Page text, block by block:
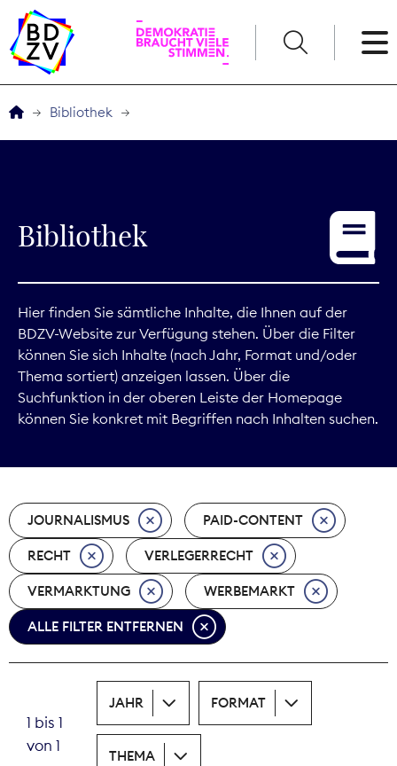
Service
Digitales
Kommunikation
Marktdaten
Nachhaltigkeit
Nachwuchs
Nova Award
Print
Bibliothek
Bibliothek
Hier finden Sie sämtliche Inhalte, die Ihnen auf der
BDZV-Website zur Verfügung stehen. Über die Filter
können Sie sich Inhalte (nach Jahr, Format und/oder
Thema sortiert) anzeigen lassen. Über die
Suchfunktion in der oberen Leiste der Homepage
können Sie konkret mit Begriffen nach Inhalten suchen.
JOURNALISMUS PAID-CONTENT
RECHT VERLEGERRECHT
VERMARKTUNG WERBEMARKT
ALLE FILTER ENTFERNEN
1 bis 1
von 1
JAHR FORMAT
THEMA